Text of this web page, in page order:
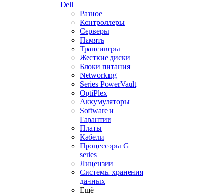
Dell
Разное
Контроллеры
Серверы
Память
Трансиверы
Жесткие диски
Блоки питания
Networking
Series PowerVault
OptiPlex
Аккумуляторы
Software и
Гарантии
Платы
Кабели
Процессоры G
series
Лицензии
Системы хранения
данных
Ещё